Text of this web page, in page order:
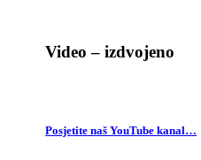
Video – izdvojeno
Posjetite naš YouTube kanal…